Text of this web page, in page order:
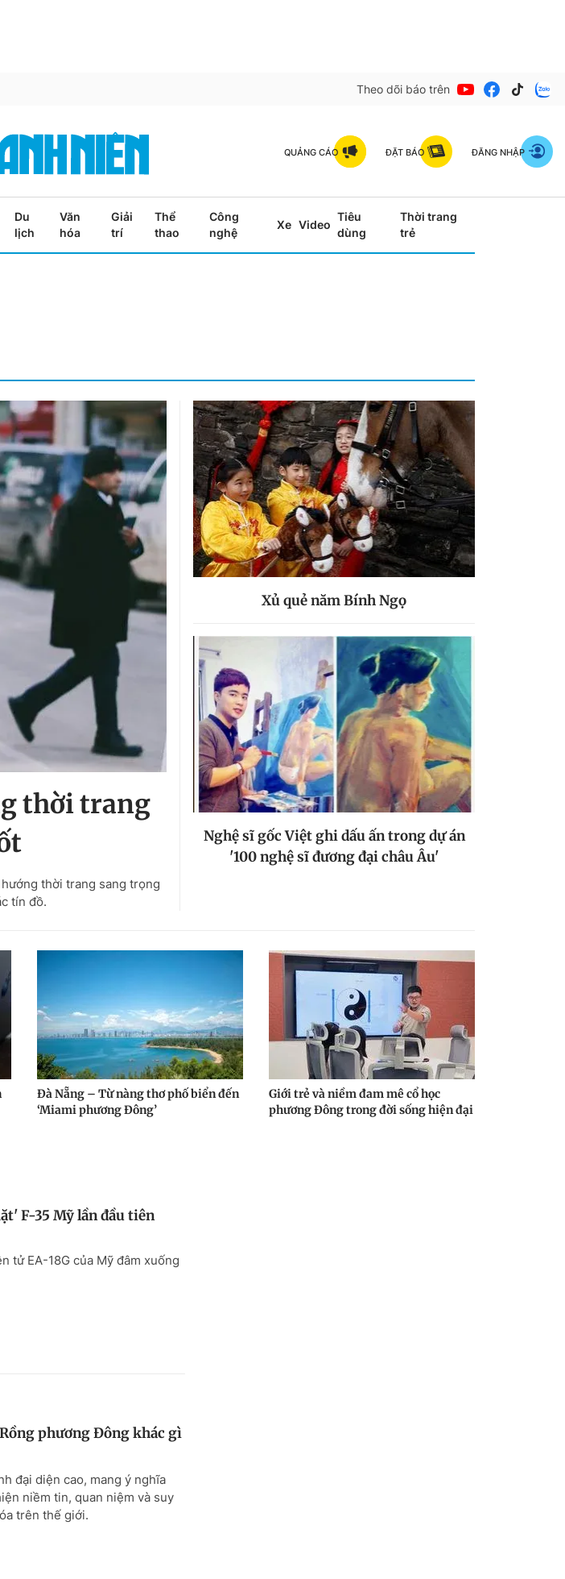
Theo dõi báo trên
QUẢNG CÁO ĐẶT BÁO ĐĂNG NHẬP
Du
lịch
Văn
hóa
Giải
trí
Thể
thao
Công
nghệ
Xe Video
Tiêu
dùng
Thời trang
trẻ
thời trang
thời trang sang trọng
tín đồ.
Xủ quẻ năm Bính Ngọ
Nghệ sĩ gốc Việt ghi dấu ấn trong dự án
'100 nghệ sĩ đương đại châu Âu'
Đà Nẵng – Từ nàng thơ phố biển đến
‘Miami phương Đông’
Giới trẻ và niềm đam mê cổ học
phương Đông trong đời sống hiện đại
F-35 Mỹ lần đầu tiên
tử EA-18G của Mỹ đâm xuống
phương Đông khác gì
đại diện cao, mang ý nghĩa
niềm tin, quan niệm và suy
trên thế giới.